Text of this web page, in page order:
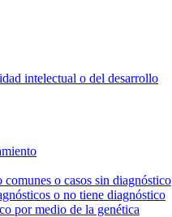
intelectual o del desarrollo
o casos sin diagnóstico
o no tiene diagnóstico
por medio de la genética